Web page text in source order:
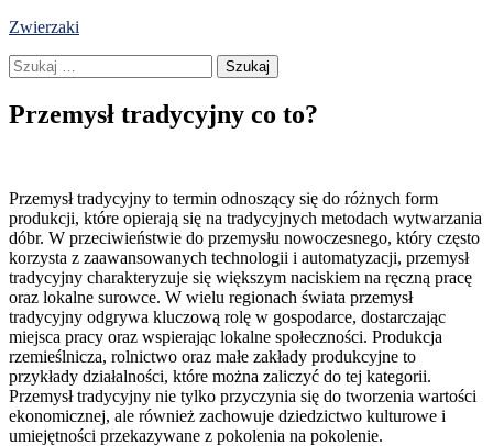
Skip
content
Zwierzaki
Szukaj:
Przemysł tradycyjny co to?
Przemysł tradycyjny to termin odnoszący się do różnych form
produkcji, które opierają się na tradycyjnych metodach wytwarzania
dóbr. W przeciwieństwie do przemysłu nowoczesnego, który często
korzysta z zaawansowanych technologii i automatyzacji, przemysł
tradycyjny charakteryzuje się większym naciskiem na ręczną pracę
oraz lokalne surowce. W wielu regionach świata przemysł
tradycyjny odgrywa kluczową rolę w gospodarce, dostarczając
miejsca pracy oraz wspierając lokalne społeczności. Produkcja
rzemieślnicza, rolnictwo oraz małe zakłady produkcyjne to
przykłady działalności, które można zaliczyć do tej kategorii.
Przemysł tradycyjny nie tylko przyczynia się do tworzenia wartości
ekonomicznej, ale również zachowuje dziedzictwo kulturowe i
umiejętności przekazywane z pokolenia na pokolenie.